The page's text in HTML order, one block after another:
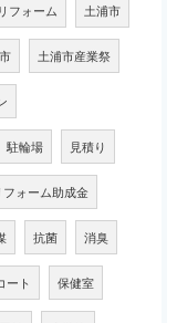
リフォーム 土浦市
土浦市産業祭
駐輪場 見積り
フォーム助成金
抗菌 消臭
ート 保健室